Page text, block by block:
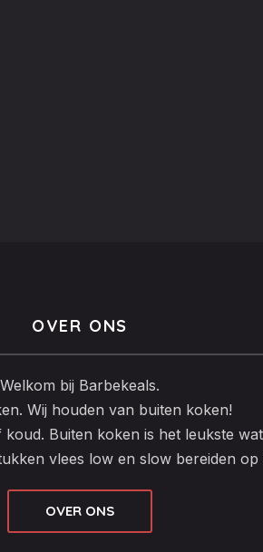
OVER ONS
Welkom bij Barbekeals.
Wij houden van buiten koken!
Buiten koken is het leukste
vlees low en slow bereiden op
OVER ONS